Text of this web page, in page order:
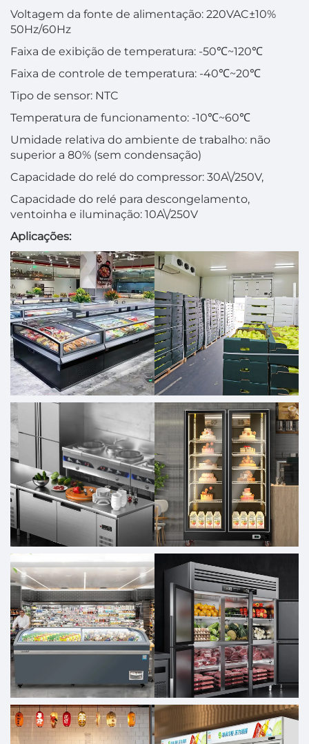
Voltagem da fonte de alimentação: 220VAC±10%
50Hz/60Hz
Faixa de exibição de temperatura: -50℃~120℃
Faixa de controle de temperatura: -40℃~20℃
Tipo de sensor: NTC
Temperatura de funcionamento: -10℃~60℃
Umidade relativa do ambiente de trabalho: não
superior a 80% (sem condensação)
Capacidade do relé do compressor: 30A\/250V,
Capacidade do relé para descongelamento,
ventoinha e iluminação: 10A\/250V
Aplicações: